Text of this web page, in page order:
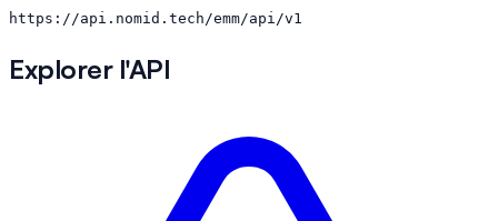
https://api.nomid.tech/emm/api/v1
Explorer l'API